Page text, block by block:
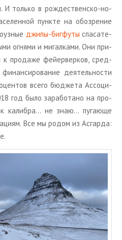
И толь­ко в рож­де­ствен­ско-но­
пунк­те на обо­зре­ние
джипы-биг­фу­ты спа­са­те­
ог­ня­ми и ми­гал­ка­ми. Они при­
к про­да­же фей­ер­вер­ков, сред­
де­я­тель­но­сти
всего бюд­же­та Ас­со­ци­
год было за­ра­бо­та­но на про­
ка­либ­ра… не знаю… пу­га­ю­ще
Все мы родом из Ас­гар­да: